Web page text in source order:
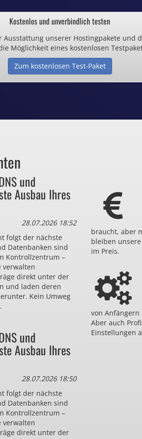
.eu schon ab 0,70€ /
.de Domain
ab 1,25€ / Monat
SSL-
Sie auch zu
die sie gar nicht
Kostenlos und unverbindlich testen
Ausstattung unserer Hostingpakete und
Möglichkeit eines kostenlosen
Zum kostenlosen Test-Paket
und
Ausbau Ihres
28.07.2026 18:52
folgt der nächste
Datenbanken sind
Kontrollzentrum –
verwalten
direkt unter der
und laden deren
Kein Umweg
und
Ausbau Ihres
28.07.2026 18:50
folgt der nächste
Datenbanken sind
Kontrollzentrum –
verwalten
direkt unter der
braucht, aber
bleiben
im Preis.
von
Aber auch
Einstellungen